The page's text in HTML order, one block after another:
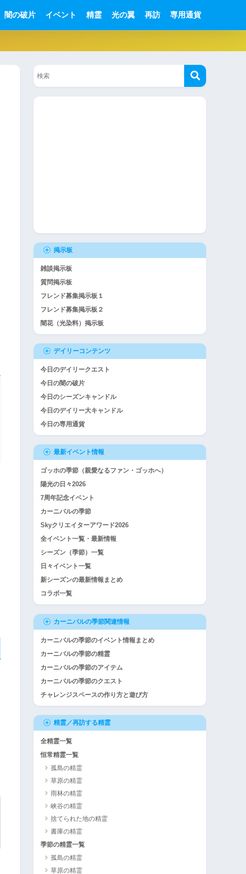
闇の破片 イベント 精霊 光の翼 再訪 専用通貨
掲示板
雑談掲示板
質問掲示板
フレンド募集掲示板１
フレンド募集掲示板２
闇花（光染料）掲示板
デイリーコンテンツ
今日のデイリークエスト
今日の闇の破片
今日のシーズンキャンドル
今日のデイリー大キャンドル
今日の専用通貨
最新イベント情報
ゴッホの季節（親愛なるファン・ゴッホへ）
陽光の日々2026
7周年記念イベント
カーニバルの季節
Skyクリエイターアワード2026
全イベント一覧・最新情報
シーズン（季節）一覧
日々イベント一覧
新シーズンの最新情報まとめ
コラボ一覧
カーニバルの季節関連情報
カーニバルの季節のイベント情報まとめ
カーニバルの季節の精霊
カーニバルの季節のアイテム
カーニバルの季節のクエスト
チャレンジスペースの作り方と遊び方
精霊／再訪する精霊
全精霊一覧
恒常精霊一覧
孤島の精霊
草原の精霊
雨林の精霊
峡谷の精霊
捨てられた地の精霊
書庫の精霊
季節の精霊一覧
孤島の精霊
草原の精霊